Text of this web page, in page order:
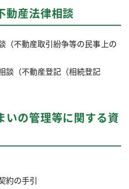
動産法律相談
（不動産取引紛争等の民事上の
談（不動産登記（相続登記
いの管理等に関する資
約の手引